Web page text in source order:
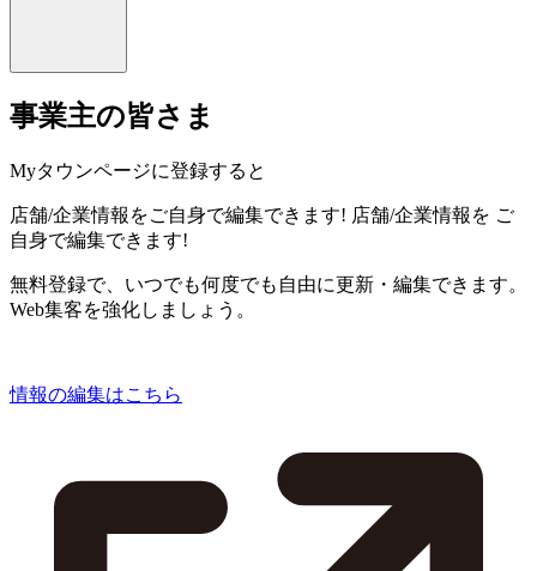
事業主の皆さま
Myタウンページに登録すると
店舗/企業情報をご自身で編集できます! 店舗/企業情報を ご
自身で編集できます!
無料登録で、いつでも何度でも自由に更新・編集できます。
Web集客を強化しましょう。
情報の編集はこちら